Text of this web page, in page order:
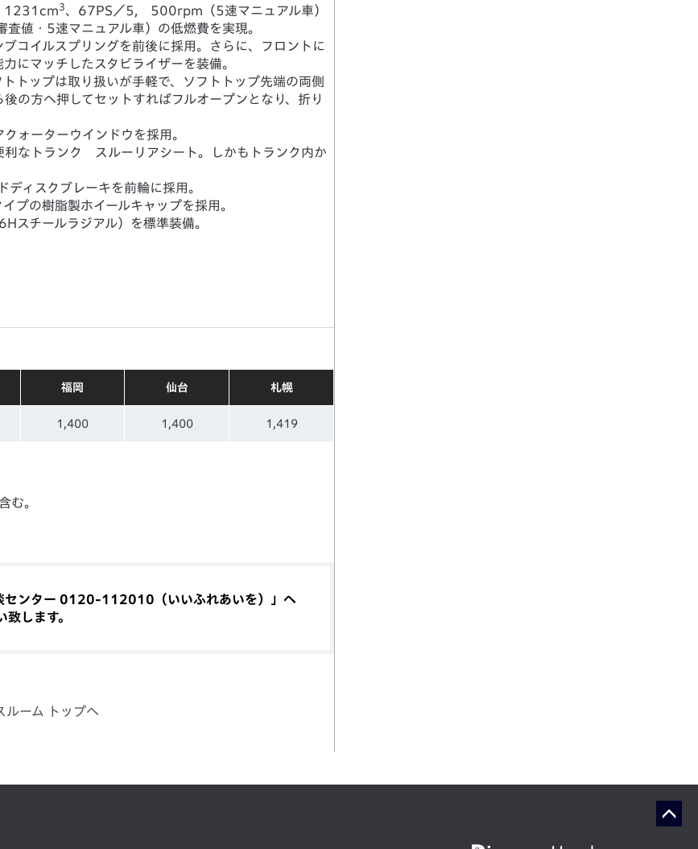
1231cm3、67PS／5， 500rpm（5速マニュアル車）
値・5速マニュアル車）の低燃費を実現。
コイルスプリングを前後に採用。さらに、フロントに
にマッチしたスタビライザーを装備。
トップは取り扱いが手軽で、ソフトトップ先端の両側
の方へ押してセットすればフルオープンとなり、折り
ォーターウインドウを採用。
利なトランク スルーリアシート。しかもトランク内か
ィスクブレーキを前輪に採用。
プの樹脂製ホイールキャップを採用。
チールラジアル）を標準装備。
福岡 仙台 札幌
1,400 1,400 1,419
む。
センター 0120-112010（いいふれあいを）」へ
致します。
ルーム トップへ